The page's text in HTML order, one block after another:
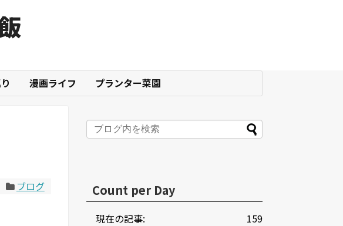
漫画ライフ プランター菜園
ブログ Count per Day
159
現在の記事: